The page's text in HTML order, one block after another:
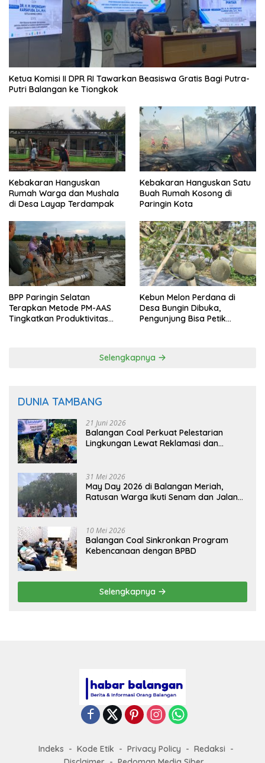
Ketua Komisi II DPR RI Tawarkan Beasiswa Gratis Bagi Putra-
Putri Balangan ke Tiongkok
Kebakaran Hanguskan
Rumah Warga dan Mushala
di Desa Layap Terdampak
Kebakaran Hanguskan Satu
Buah Rumah Kosong di
Paringin Kota
BPP Paringin Selatan
Terapkan Metode PM-AAS
Tingkatkan Produktivitas
Kebun Melon Perdana di
Desa Bungin Dibuka,
Pengunjung Bisa Petik
Selengkapnya
DUNIA TAMBANG
21 Juni 2026
Balangan Coal Perkuat Pelestarian
Lingkungan Lewat Reklamasi dan
31 Mei 2026
May Day 2026 di Balangan Meriah,
Ratusan Warga Ikuti Senam dan Jalan
10 Mei 2026
Balangan Coal Sinkronkan Program
Kebencanaan dengan BPBD
Selengkapnya
Indeks Kode Etik Privacy Policy
Redaksi